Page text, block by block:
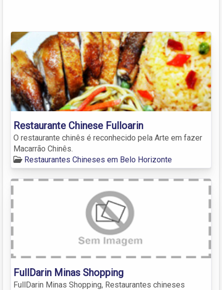
Restaurante Chinese Fulloarin
O restaurante chinês é reconhecido pela Arte em fazer
Macarrão Chinês.
Restaurantes Chineses em Belo Horizonte
FullDarin Minas Shopping
FullDarin Minas Shopping, Restaurantes chineses